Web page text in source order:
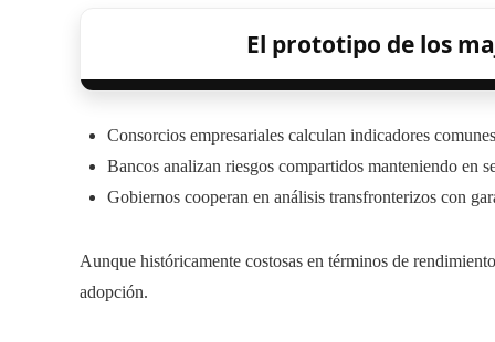
El prototipo de los
Consorcios empresariales calculan indicadores
Bancos analizan riesgos compartidos manteniendo en
Gobiernos cooperan en análisis transfronterizos con
Aunque históricamente costosas en términos de
adopción.